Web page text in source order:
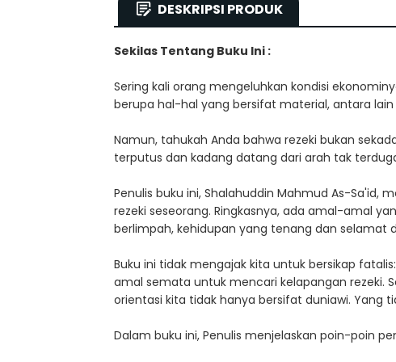
DESKRIPSI PRODUK
Sekilas Tentang Buku Ini :
Sering kali orang mengeluhkan kondisi
berupa hal-hal yang bersifat material, antara
Namun, tahukah Anda bahwa rezeki bukan
terputus dan kadang datang dari arah tak
Penulis buku ini, Shalahuddin Mahmud As-
rezeki seseorang. Ringkasnya, ada amal-amal
berlimpah, kehidupan yang tenang dan selamat
Buku ini tidak mengajak kita untuk bersikap
amal semata untuk mencari kelapangan rezeki.
orientasi kita tidak hanya bersifat duniawi. Yang
Dalam buku ini, Penulis menjelaskan poin-poin